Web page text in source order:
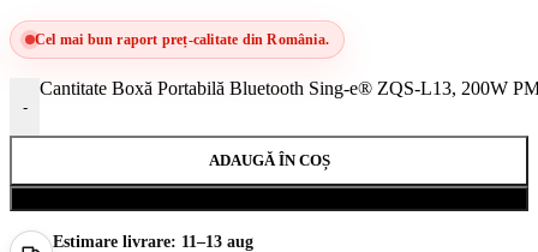
Cel mai bun raport preț-calitate din România.
-
Cantitate Boxă Portabilă Bluetooth Sing-e® ZQS-L13, 200W
ADAUGĂ ÎN COȘ
Estimare livrare: 11–13 aug